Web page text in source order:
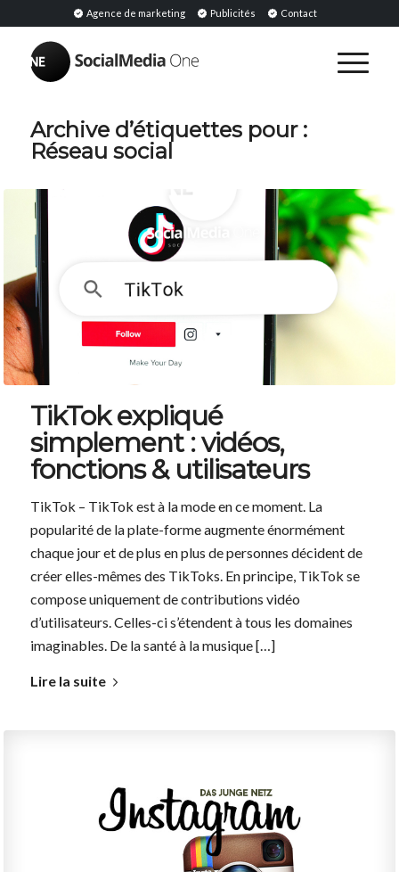
Agence de marketing Publicités Contact
Archive d’étiquettes pour :
Réseau social
TikTok expliqué
simplement : vidéos,
fonctions & utilisateurs
TikTok – TikTok est à la mode en ce moment. La
popularité de la plate-forme augmente énormément
chaque jour et de plus en plus de personnes décident de
créer elles-mêmes des TikToks. En principe, TikTok se
compose uniquement de contributions vidéo
d’utilisateurs. Celles-ci s’étendent à tous les domaines
imaginables. De la santé à la musique […]
Lire la suite